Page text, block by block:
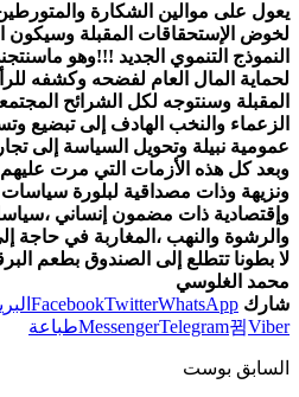
يعول على موالين الشكارة
لخوض الإستحقاقات المقبلة وسيكون
النموذج التنموي الجديد !!!وهو
لحماية المال العام لفضحه وكشفه
المقبلة وسنتوجه لكل الشرائح
الزعماء والنخب الهادف إلى تبضيع
عمومية نبيلة وتحويل السياسة إلى
وبعد كل هذه الأزمات التي مرت
ونزيهة وذات مصداقية لبلورة سياسات
وإقتصادية ذات مضمون إنساني
والرشوة والنهب ،المغاربة في حاجة
لا بطونا تتطلع إلى الصندوق بطعم
محمد الغلوسي
شارك
FacebookTwitterWhatsApp
MessengerTelegram Viber طباعة
السابق بوست